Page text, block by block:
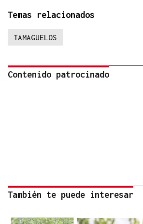
Temas relacionados
TAMAGUELOS
Contenido patrocinado
También te puede interesar